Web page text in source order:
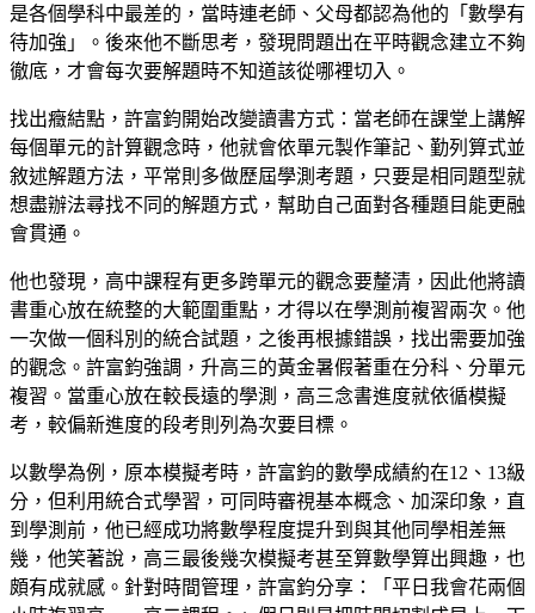
是各個學科中最差的，當時連老師、父母都認為他的「數學有
待加強」。後來他不斷思考，發現問題出在平時觀念建立不夠
徹底，才會每次要解題時不知道該從哪裡切入。
找出癥結點，許富鈞開始改變讀書方式：當老師在課堂上講解
每個單元的計算觀念時，他就會依單元製作筆記、勤列算式並
敘述解題方法，平常則多做歷屆學測考題，只要是相同題型就
想盡辦法尋找不同的解題方式，幫助自己面對各種題目能更融
會貫通。
他也發現，高中課程有更多跨單元的觀念要釐清，因此他將讀
書重心放在統整的大範圍重點，才得以在學測前複習兩次。他
一次做一個科別的統合試題，之後再根據錯誤，找出需要加強
的觀念。許富鈞強調，升高三的黃金暑假著重在分科、分單元
複習。當重心放在較長遠的學測，高三念書進度就依循模擬
考，較偏新進度的段考則列為次要目標。
以數學為例，原本模擬考時，許富鈞的數學成績約在12、13級
分，但利用統合式學習，可同時審視基本概念、加深印象，直
到學測前，他已經成功將數學程度提升到與其他同學相差無
幾，他笑著說，高三最後幾次模擬考甚至算數學算出興趣，也
頗有成就感。針對時間管理，許富鈞分享：「平日我會花兩個